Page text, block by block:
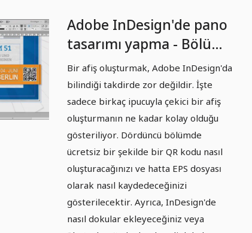
Adobe InDesign'de pano
tasarımı yapma - Bölüm
4: QR kodu ve doku
oluşturma.
Bir afiş oluşturmak, Adobe InDesign'da
bilindiği takdirde zor değildir. İşte
sadece birkaç ipucuyla çekici bir afiş
oluşturmanın ne kadar kolay olduğu
gösteriliyor. Dördüncü bölümde
ücretsiz bir şekilde bir QR kodu nasıl
oluşturacağınızı ve hatta EPS dosyası
olarak nasıl kaydedeceğinizi
gösterilecektir. Ayrıca, InDesign'de
nasıl dokular ekleyeceğiniz veya